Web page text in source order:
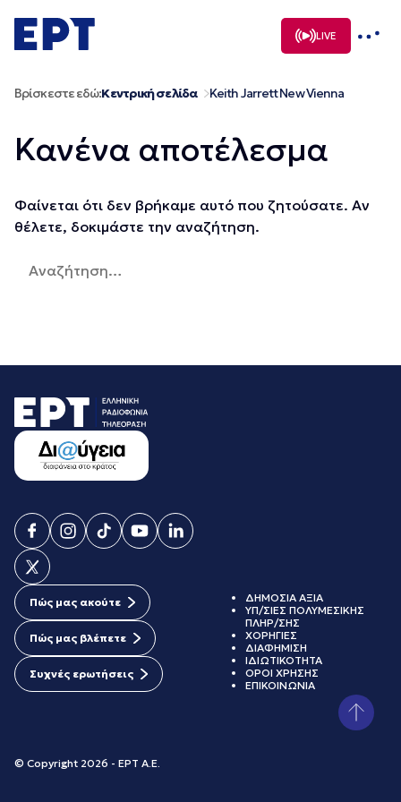
σε
περιεχόμενο
LIVE
Βρίσκεστε εδώ:Κεντρική σελίδα Keith Jarrett New Vienna
Κανένα αποτέλεσμα
Φαίνεται ότι δεν βρήκαμε αυτό που ζητούσατε. Αν
θέλετε, δοκιμάστε την αναζήτηση.
για:
Πώς μας ακούτε
Πώς μας βλέπετε
Συχνές ερωτήσεις
© Copyright 2026 - ΕΡΤ Α.Ε.
ΔΗΜΟΣΙΑ ΑΞΙΑ
ΥΠ/ΣΙΕΣ ΠΟΛΥΜΕΣΙΚΗΣ
ΠΛΗΡ/ΣΗΣ
ΧΟΡΗΓΙΕΣ
ΔΙΑΦΗΜΙΣΗ
ΙΔΙΩΤΙΚΟΤΗΤΑ
ΟΡΟΙ ΧΡΗΣΗΣ
ΕΠΙΚΟΙΝΩΝΙΑ